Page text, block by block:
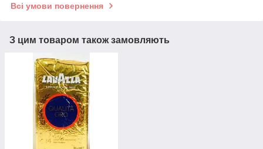
Всі умови повернення
З цим товаром також замовляють